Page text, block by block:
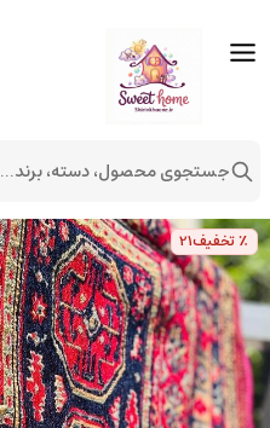
٪ تخفیف21
جستجوی محصول، دسته، برند...